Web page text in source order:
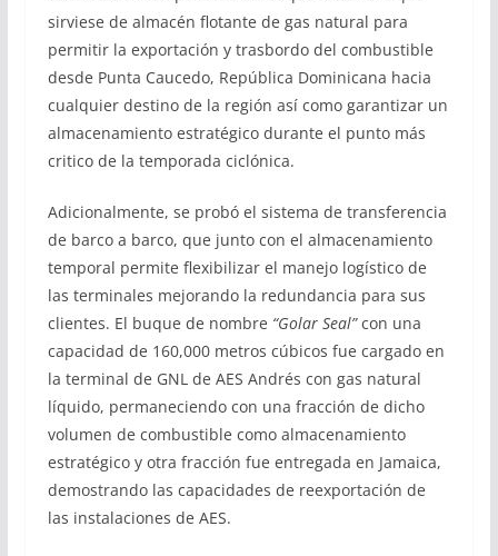
sirviese de almacén flotante de gas natural para
permitir la exportación y trasbordo del combustible
desde Punta Caucedo, República Dominicana hacia
cualquier destino de la región así como garantizar un
almacenamiento estratégico durante el punto más
critico de la temporada ciclónica.
Adicionalmente, se probó el sistema de transferencia
de barco a barco, que junto con el almacenamiento
temporal permite flexibilizar el manejo logístico de
las terminales mejorando la redundancia para sus
clientes. El buque de nombre “Golar Seal”con una
capacidad de 160,000 metros cúbicos fue cargado en
la terminal de GNL de AES Andrés con gas natural
líquido, permaneciendo con una fracción de dicho
volumen de combustible como almacenamiento
estratégico y otra fracción fue entregada en Jamaica,
demostrando las capacidades de reexportación de
las instalaciones de AES.